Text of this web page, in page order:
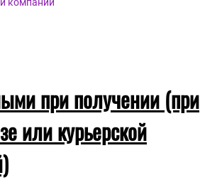
компании
при получении (при
или курьерской